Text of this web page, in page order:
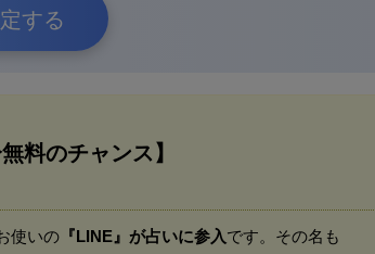
する
料のチャンス】
使いの 『LINE』が占いに参入です。その名も